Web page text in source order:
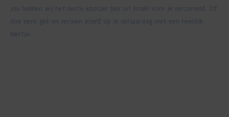
jou hebben wij het beste koosjer bier uit Israël voor je verzameld. Of
doe eens gek en verwen jezelf op je verjaardag met een heerlijk
biertje.